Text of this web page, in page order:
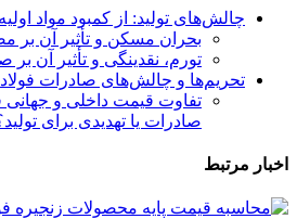
چالش‌های تولید: از کمبود مواد
بحران مسکن و تأثیر آن بر
تورم، نقدینگی و تأثیر آن بر
تحریم‌ها و چالش‌های صادرات فولاد
تفاوت قیمت داخلی و جهانی
صادرات یا تهدیدی برای
اخبار مرتبط